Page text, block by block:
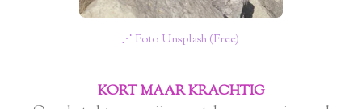
⋰ Foto Unsplash (Free)
KORT MAAR KRACHTIG